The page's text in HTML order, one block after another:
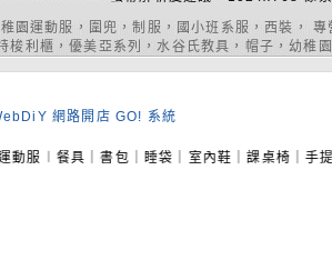
園運動服，圍兜，制服，國小班系服，西裝，
梭利櫃，優美亞系列，水谷氏教具，帽子，幼
網路開店 GO! 系統
書包｜睡袋｜室內鞋｜課桌椅｜手提袋︱品